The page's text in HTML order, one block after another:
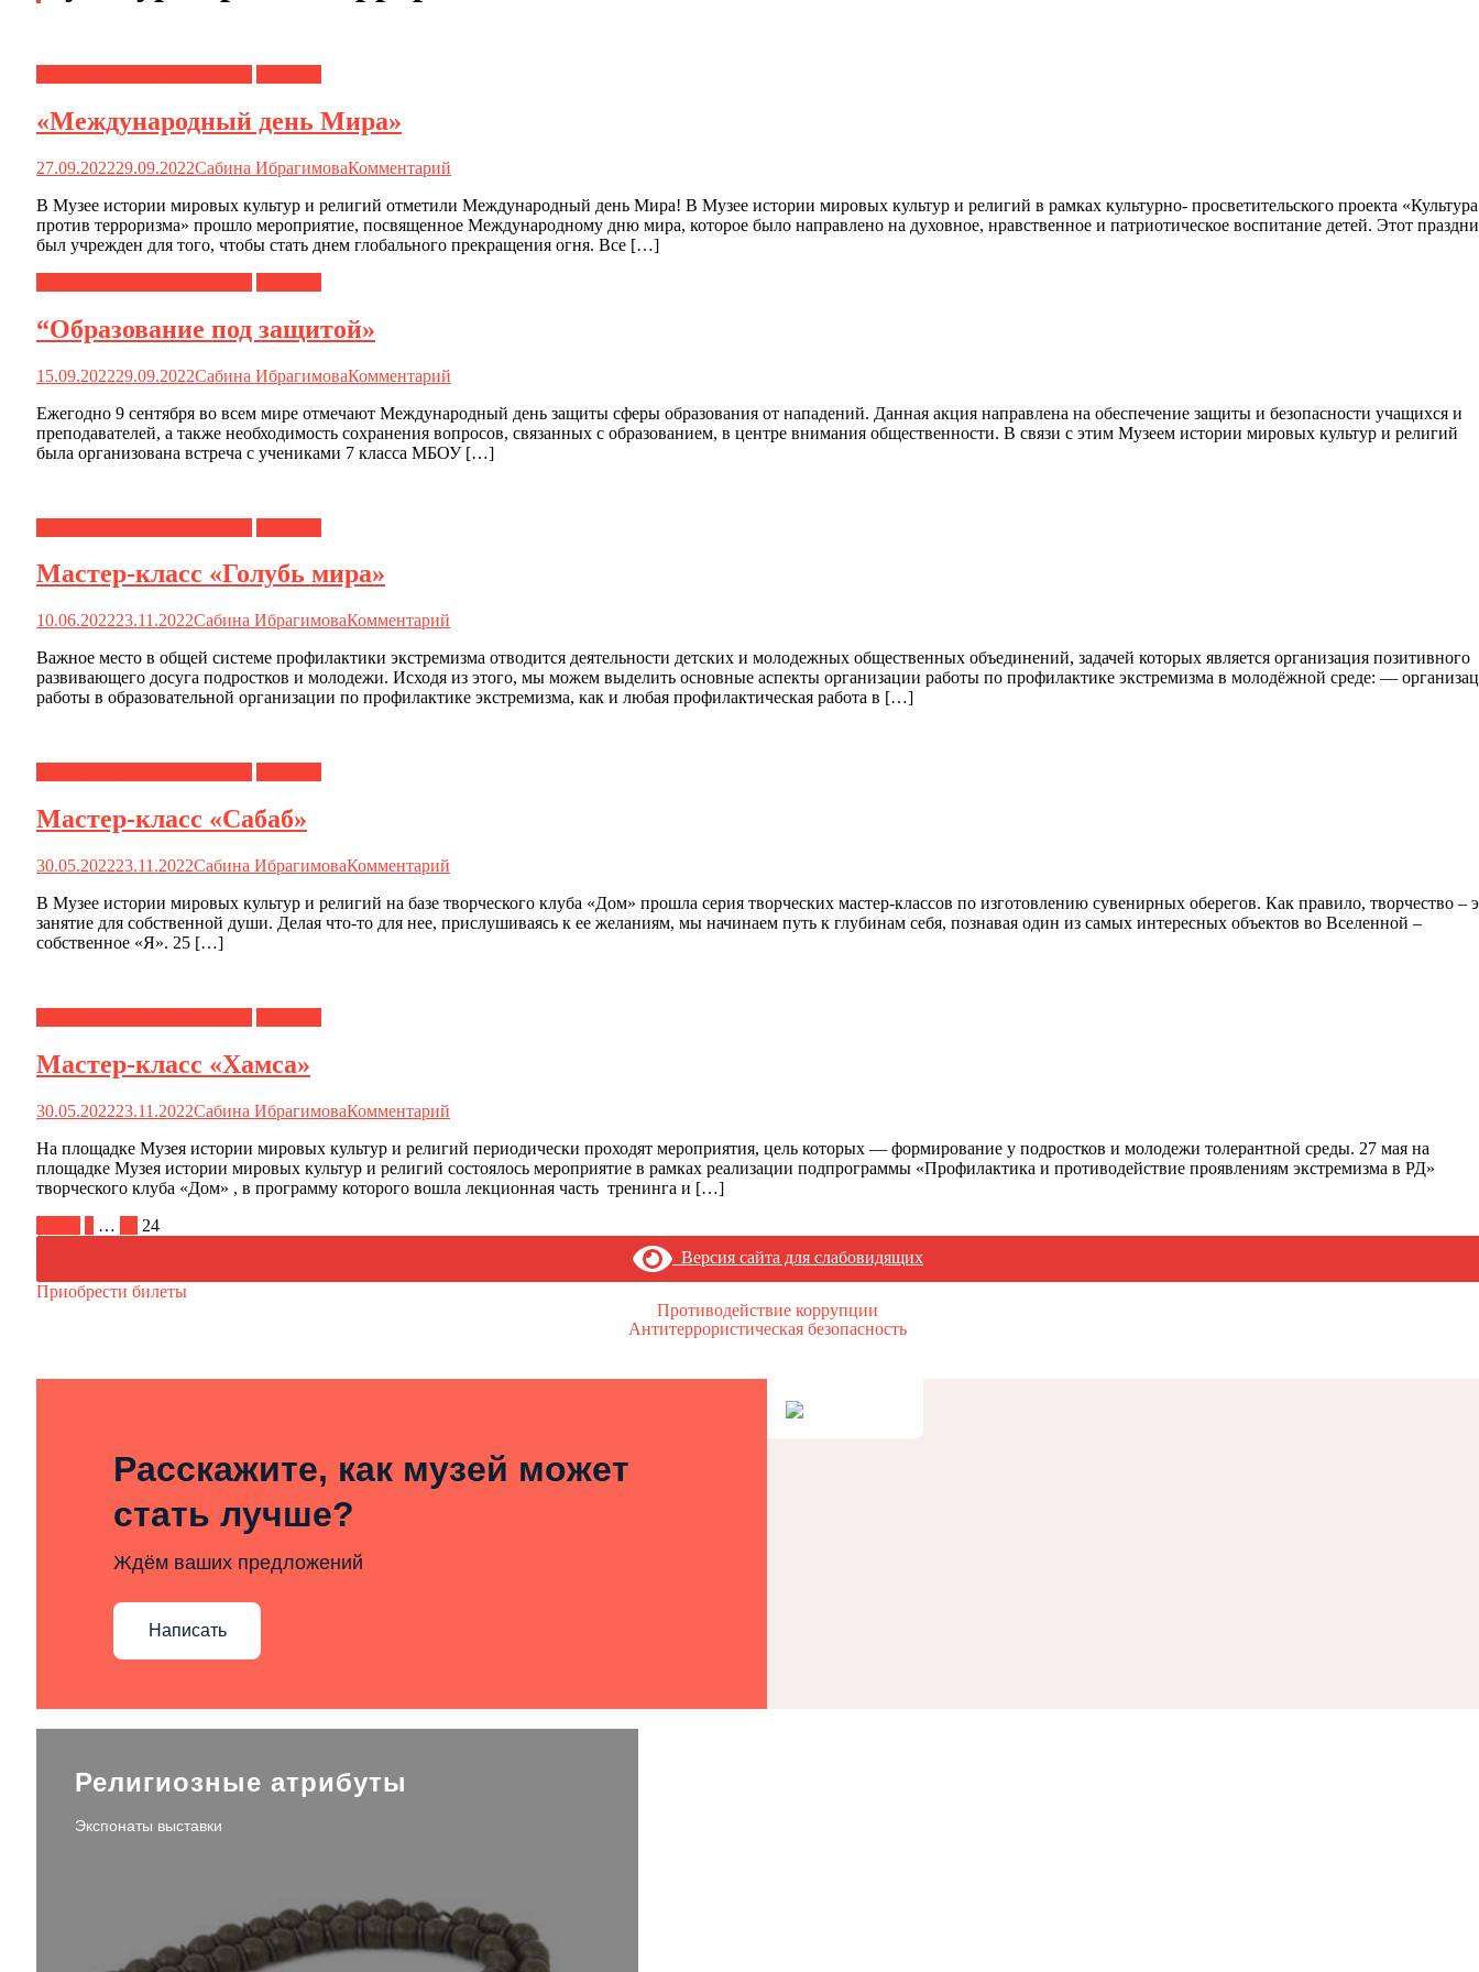
«Международный день Мира»
27.09.202229.09.2022Сабина ИбрагимоваКомментарий
В Музее истории мировых культур и религий отметили Международный день Мира! В Музее истории мировых культур и религий в рамках культурно- просветительского проекта «Культура
против терроризма» прошло мероприятие, посвященное Международному дню мира, которое было направлено на духовное, нравственное и патриотическое воспитание детей. Этот
был учрежден для того, чтобы стать днем глобального прекращения огня. Все […]
“Образование под защитой»
15.09.202229.09.2022Сабина ИбрагимоваКомментарий
Ежегодно 9 сентября во всем мире отмечают Международный день защиты сферы образования от нападений. Данная акция направлена на обеспечение защиты и безопасности учащихся и
преподавателей, а также необходимость сохранения вопросов, связанных с образованием, в центре внимания общественности. В связи с этим Музеем истории мировых культур и религий
была организована встреча с учениками 7 класса МБОУ […]
Мастер-класс «Голубь мира»
10.06.202223.11.2022Сабина ИбрагимоваКомментарий
Важное место в общей системе профилактики экстремизма отводится деятельности детских и молодежных общественных объединений, задачей которых является организация позитивного
развивающего досуга подростков и молодежи. Исходя из этого, мы можем выделить основные аспекты организации работы по профилактике экстремизма в молодёжной среде: —
работы в образовательной организации по профилактике экстремизма, как и любая профилактическая работа в […]
Мастер-класс «Сабаб»
30.05.202223.11.2022Сабина ИбрагимоваКомментарий
В Музее истории мировых культур и религий на базе творческого клуба «Дом» прошла серия творческих мастер-классов по изготовлению сувенирных оберегов. Как правило, творчество –
занятие для собственной души. Делая что-то для нее, прислушиваясь к ее желаниям, мы начинаем путь к глубинам себя, познавая один из самых интересных объектов во Вселенной –
собственное «Я». 25 […]
Мастер-класс «Хамса»
30.05.202223.11.2022Сабина ИбрагимоваКомментарий
На площадке Музея истории мировых культур и религий периодически проходят мероприятия, цель которых — формирование у подростков и молодежи толерантной среды. 27 мая на
площадке Музея истории мировых культур и религий состоялось мероприятие в рамках реализации подпрограммы «Профилактика и противодействие проявлениям экстремизма в РД»
творческого клуба «Дом» , в программу которого вошла лекционная часть тренинга и […]
Пагинация
…
24
Версия сайта для слабовидящих
Приобрести билеты
Противодействие коррупции
Антитеррористическая безопасность
Расскажите, как музей может
стать лучше?
Ждём ваших предложений
Написать
Религиозные атрибуты
Экспонаты выставки